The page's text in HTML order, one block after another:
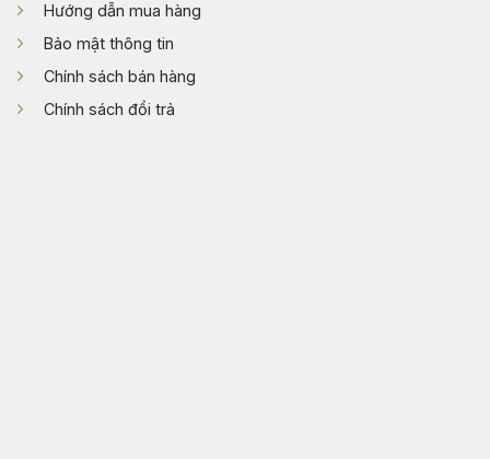
Hướng dẫn mua hàng
Bảo mật thông tin
Chính sách bán hàng
Chính sách đổi trả